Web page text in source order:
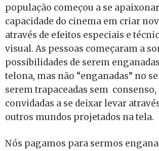
população começou a se
capacidade do cinema em criar
através de efeitos especiais e
visual. As pessoas começaram a
possibilidades de serem
telona, mas não “enganadas” no
serem trapaceadas sem consenso,
convidadas a se deixar levar
outros mundos projetados na tela.
Nós pagamos para sermos